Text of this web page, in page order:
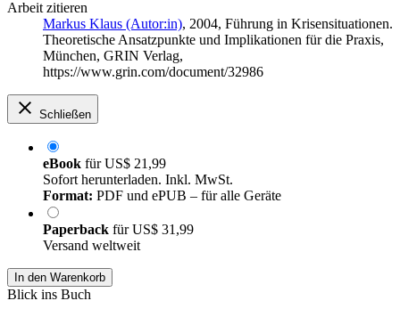
Arbeit zitieren
Markus Klaus (Autor:in), 2004, Führung in Krisensituationen.
Theoretische Ansatzpunkte und Implikationen für die Praxis,
München, GRIN Verlag,
https://www.grin.com/document/32986
Schließen
eBook fürUS$ 21,99
Sofort herunterladen. Inkl. MwSt.
Format: PDF und ePUB – für alle Geräte
Paperback fürUS$ 31,99
Versand weltweit
In den Warenkorb
Blick ins Buch